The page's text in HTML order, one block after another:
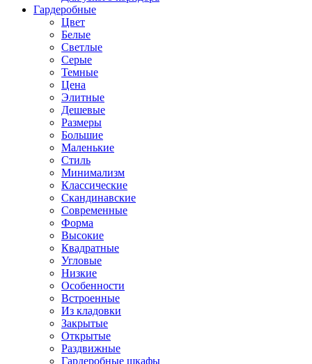
Гардеробные
Цвет
Белые
Светлые
Серые
Темные
Цена
Элитные
Дешевые
Размеры
Большие
Маленькие
Стиль
Минимализм
Классические
Скандинавские
Современные
Форма
Высокие
Квадратные
Угловые
Низкие
Особенности
Встроенные
Из кладовки
Закрытые
Открытые
Раздвижные
Гардеробные шкафы